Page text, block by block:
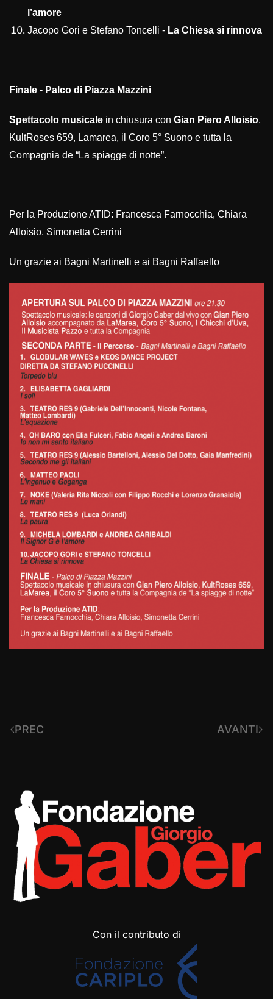
l’amore
Jacopo Gori e Stefano Toncelli - La Chiesa si rinnova
Finale - Palco di Piazza Mazzini
Spettacolo musicale in chiusura con Gian Piero Alloisio,
KultRoses 659, Lamarea, il Coro 5° Suono e tutta la
Compagnia de “La spiagge di notte”.
Per la Produzione ATID: Francesca Farnocchia, Chiara
Alloisio, Simonetta Cerrini
Un grazie ai Bagni Martinelli e ai Bagni Raffaello
PREC AVANTI
Con il contributo di